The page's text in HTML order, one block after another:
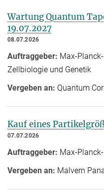
Wartung Quantum
19.07.2027
08.07.2026
Auftraggeber: Max-
Zellbiologie und Genetik
Vergeben an: Quantum
Kauf eines
07.07.2026
Auftraggeber: Max-
Vergeben an: Malvern